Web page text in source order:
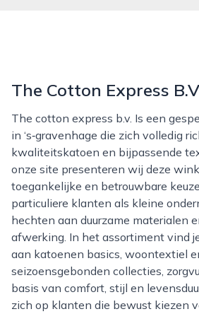
The Cotton Express
The cotton express b.v. Is een gespecialiseerde winkel
in ‘s‑gravenhage die zich volledig
kwaliteitskatoen en bijpassende
onze site presenteren wij deze
toegankelijke en betrouwbare
particuliere klanten als kleine
hechten aan duurzame materialen
afwerking. In het assortiment vind
aan katoenen basics, woontextiel
seizoensgebonden collecties,
basis van comfort, stijl en
zich op klanten die bewust kiezen